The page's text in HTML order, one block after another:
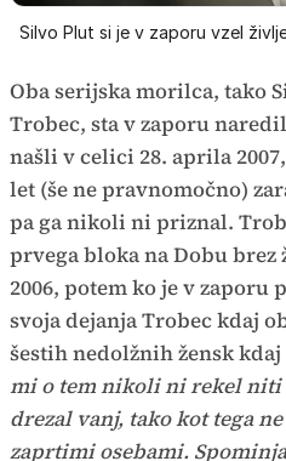
Silvo Plut si je v zaporu vzel
Oba serijska morilca, tako
Trobec, sta v zaporu
našli v celici 28. aprila
let (še ne pravnomočno)
pa ga nikoli ni priznal.
prvega bloka na Dobu brez
2006, potem ko je v zaporu
svoja dejanja Trobec kdaj
šestih nedolžnih žensk
mi o tem nikoli ni rekel niti
drezal vanj, tako kot tega
zaprtimi osebami.